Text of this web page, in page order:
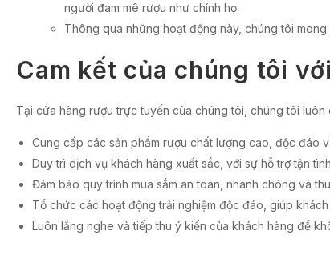
người đam mê rượu như chính họ.
Thông qua những hoạt động này, chúng tôi
Cam kết của chúng tôi
Tại cửa hàng rượu trực tuyến của chúng tôi, chúng tôi luôn
Cung cấp các sản phẩm rượu chất lượng cao, độc đáo
Duy trì dịch vụ khách hàng xuất sắc, với sự hỗ trợ tận
Đảm bảo quy trình mua sắm an toàn, nhanh chóng và
Tổ chức các hoạt động trải nghiệm độc đáo, giúp
Luôn lắng nghe và tiếp thu ý kiến của khách hàng để